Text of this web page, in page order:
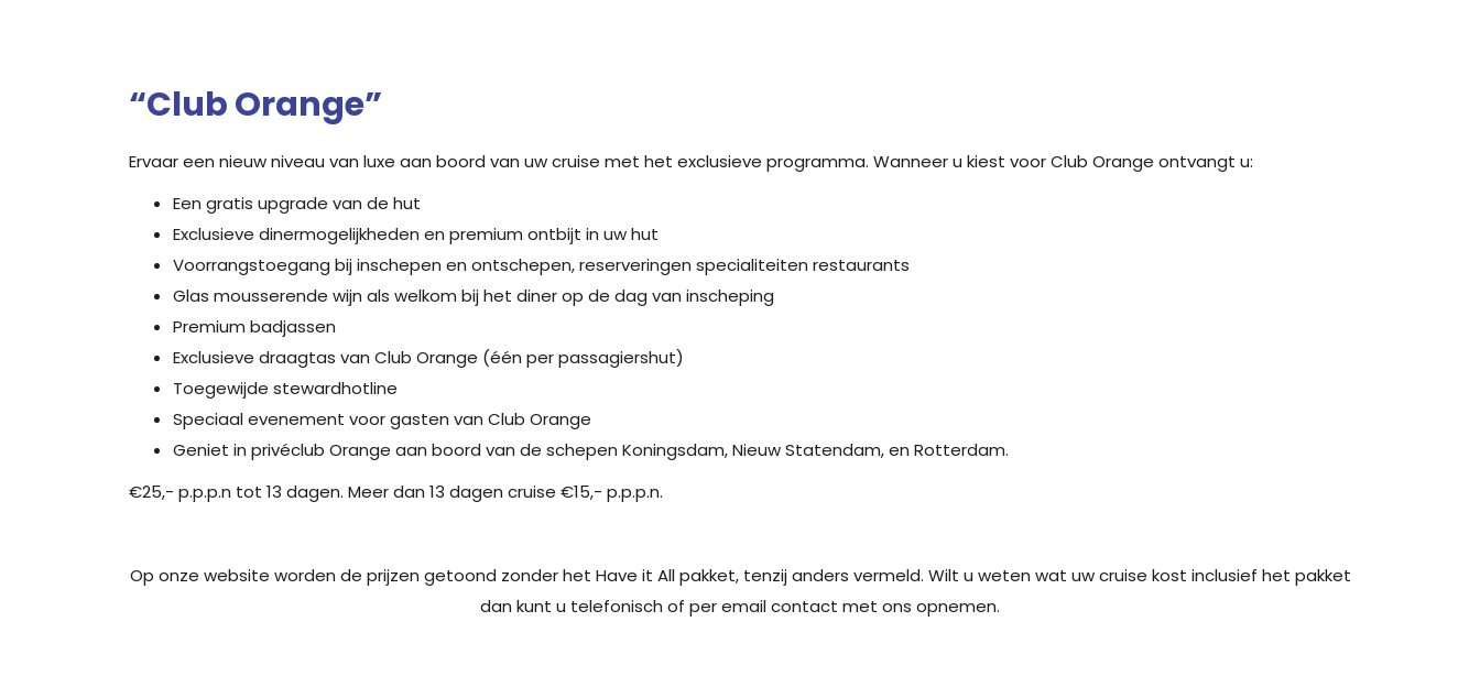
“Club Orange”
Ervaar een nieuw niveau van luxe aan boord van uw cruise met het exclusieve programma. Wanneer u kiest voor Club Orange ontvangt u:
Een gratis upgrade van de hut
Exclusieve dinermogelijkheden en premium ontbijt in uw hut
Voorrangstoegang bij inschepen en ontschepen, reserveringen specialiteiten restaurants
Glas mousserende wijn als welkom bij het diner op de dag van inscheping
Premium badjassen
Exclusieve draagtas van Club Orange (één per passagiershut)
Toegewijde stewardhotline
Speciaal evenement voor gasten van Club Orange
Geniet in privéclub Orange aan boord van de schepen Koningsdam, Nieuw Statendam, en Rotterdam.
€25,- p.p.p.n tot 13 dagen. Meer dan 13 dagen cruise €15,- p.p.p.n.
Op onze website worden de prijzen getoond zonder het Have it All pakket, tenzij anders vermeld. Wilt u weten wat uw cruise kost inclusief het pakket
dan kunt u telefonisch of per email contact met ons opnemen.